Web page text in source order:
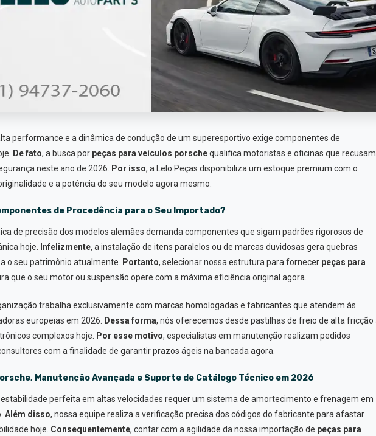
performance e a dinâmica de condução de um superesportivo exige componentes de
De fato, a busca por peças para veículos porschequalifica motoristas e oficinas que recusam
neste ano de 2026.
Por isso, a Lelo Peças disponibiliza um estoque premium com o
e a potência do seu modelo agora mesmo.
de Procedência para o Seu Importado?
de precisão dos modelos alemães demanda componentes que sigam padrões rigorosos de
hoje.
Infelizmente, a instalação de itens paralelos ou de marcas duvidosas gera quebras
o seu patrimônio atualmente.
Portanto, selecionar nossa estrutura para fornecer peças para
que o seu motor ou suspensão opere com a máxima eficiência original agora.
trabalha exclusivamente com marcas homologadas e fabricantes que atendem às
europeias em 2026.
Dessa forma, nós oferecemos desde pastilhas de freio de alta fricção
complexos hoje.
Por esse motivo, especialistas em manutenção realizam pedidos
com a finalidade de garantir prazos ágeis na bancada agora.
Manutenção Avançada e Suporte de Catálogo Técnico em 2026
estabilidade perfeita em altas velocidades requer um sistema de amortecimento e frenagem em
Além disso, nossa equipe realiza a verificação precisa dos códigos do fabricante para afastar
hoje. Consequentemente, contar com a agilidade da nossa importação de peças para